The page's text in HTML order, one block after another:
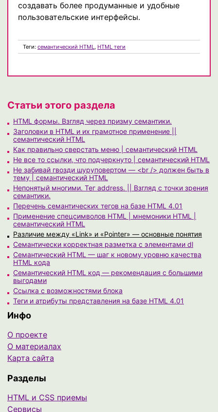
создавать более продуманные и удобные
пользовательские интерфейсы.
Теги: семантический HTML, HTML теги
Статьи этого раздела
HTML формы. Взгляд через призму семантики.
Заголовки в HTML и их грамотное применение ||
семантический HTML
Как правильно сверстать меню | семантический HTML
Не все то ссылки, что подчеркнуто | семантический HTML
Не забивай гвозди шуруповертом — <br /> должен быть в
тему | семантический HTML
Непонятый многими. Тег address. || Взгляд с точки зрения
семантики.
Перечень семантических тегов на базе HTML 4.01
Применение спецсимволов HTML | мнемоники HTML |
семантический HTML
Различие между «Link» и «Pointer» — основные понятия
Семантически корректная разметка с элементами dl
Семантический HTML — шаг к новому уровню качества
HTML кода
Семантический HTML код — рекомендация с большими
выгодами
Ссылка с возможностями блока
Теги и атрибуты представления на базе HTML 4.01
Инфо
О проекте
О материалах
Карта сайта
Разделы
HTML и CSS приемы
Сервисы